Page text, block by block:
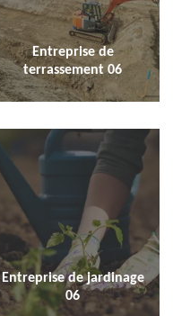
Entreprise de
terrassement 06
Entreprise de jardinage
06